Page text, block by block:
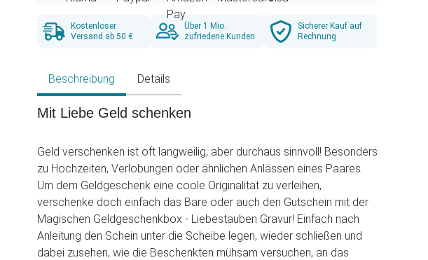
Kostenloser
Versand ab 50 €
Über 1 Mio.
zufriedene Kunden
Sicherer Kauf auf
Rechnung
Beschreibung Details
Mit Liebe Geld schenken
Geld verschenken ist oft langweilig, aber durchaus sinnvoll! Besonders
zu Hochzeiten, Verlobungen oder ähnlichen Anlässen eines Paares.
Um dem Geldgeschenk eine coole Originalität zu verleihen,
verschenke doch einfach das Bare oder auch den Gutschein mit der
Magischen Geldgeschenkbox - Liebestauben Gravur! Einfach nach
Anleitung den Schein unter die Scheibe legen, wieder schließen und
dabei zusehen, wie die Beschenkten mühsam versuchen, an das